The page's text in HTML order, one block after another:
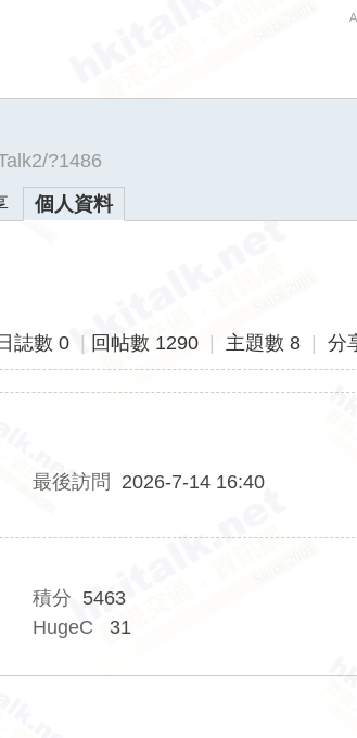
?1486
個人資料
日誌數 0 回帖數 1290 主題數 8 分
最後訪問 2026-7-14 16:40
積分 5463
HugeC 31